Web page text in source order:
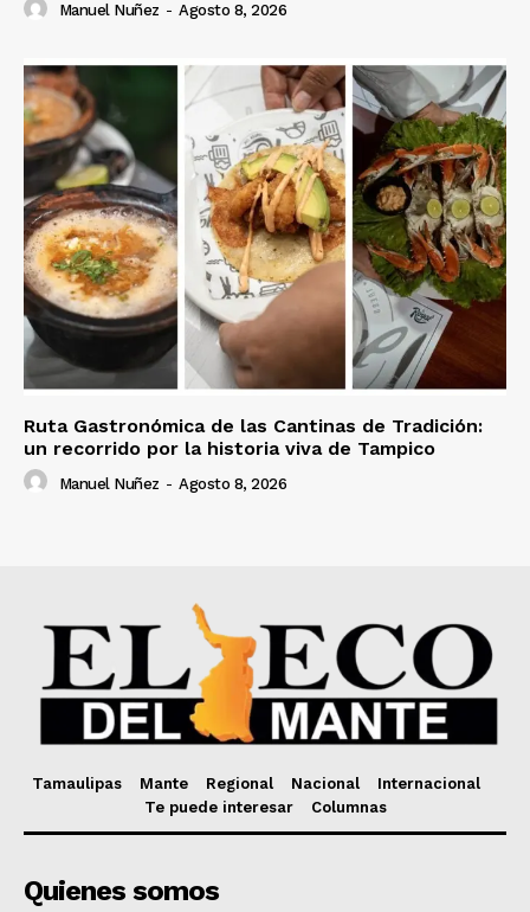
Manuel Nuñez - Agosto 8, 2026
Ruta Gastronómica de las Cantinas de Tradición:
un recorrido por la historia viva de Tampico
Manuel Nuñez - Agosto 8, 2026
Tamaulipas Mante Regional Nacional
Internacional
Te puede interesar
Columnas
Quienes somos